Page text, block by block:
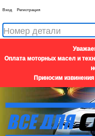
Вход Регистрация
Оплата моторных масел и
Приносим